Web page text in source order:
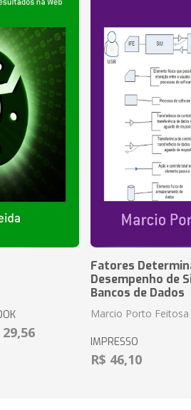
29,56
Fatores
Desempenho de
Bancos de Dados
Marcio Porto Feitosa
IMPRESSO
R$ 46,10